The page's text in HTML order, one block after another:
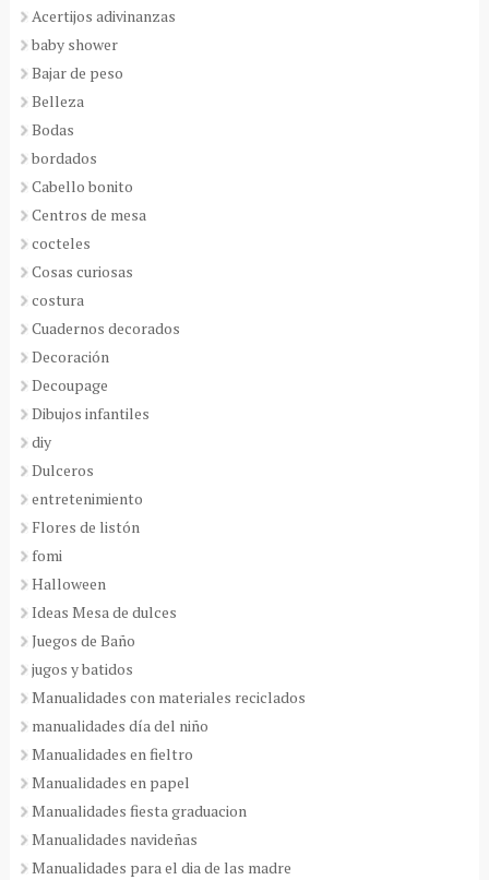
Acertijos adivinanzas
baby shower
Bajar de peso
Belleza
Bodas
bordados
Cabello bonito
Centros de mesa
cocteles
Cosas curiosas
costura
Cuadernos decorados
Decoración
Decoupage
Dibujos infantiles
diy
Dulceros
entretenimiento
Flores de listón
fomi
Halloween
Ideas Mesa de dulces
Juegos de Baño
jugos y batidos
Manualidades con materiales reciclados
manualidades día del niño
Manualidades en fieltro
Manualidades en papel
Manualidades fiesta graduacion
Manualidades navideñas
Manualidades para el dia de las madre